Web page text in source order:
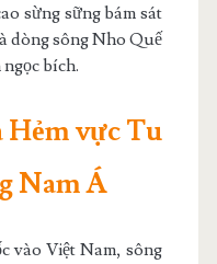
sừng sững bám sát
dòng sông Nho Quế
bích.
Hẻm vực Tu
Nam Á
vào Việt Nam, sông